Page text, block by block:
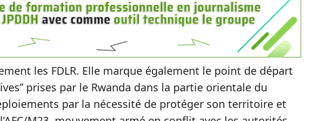
les FDLR. Elle marque également le point de départ
prises par le Rwanda dans la partie orientale du
par la nécessité de protéger son territoire et